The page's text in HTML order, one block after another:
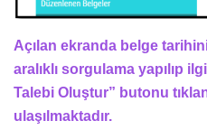
Açılan ekranda belge
aralıklı sorgulama yapılıp
Talebi Oluştur” butonu
ulaşılmaktadır.